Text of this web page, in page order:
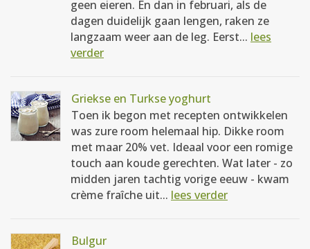
geen eieren. En dan in februari, als de
dagen duidelijk gaan lengen, raken ze
langzaam weer aan de leg. Eerst... lees
verder
Griekse en Turkse yoghurt
Toen ik begon met recepten ontwikkelen
was zure room helemaal hip. Dikke room
met maar 20% vet. Ideaal voor een romige
touch aan koude gerechten. Wat later - zo
midden jaren tachtig vorige eeuw - kwam
crème fraîche uit... lees verder
Bulgur